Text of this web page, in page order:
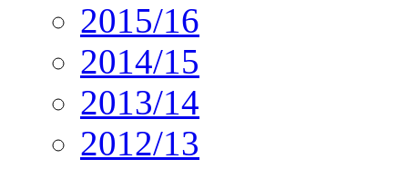
2015/16
2014/15
2013/14
2012/13